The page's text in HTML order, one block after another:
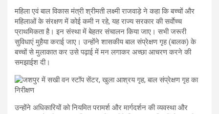
महिला एवं बाल विकास मंत्री श्रीमती लक्ष्मी राजवाड़े ने कहा कि बच्चों और
महिलाओं के संरक्षण में कोई कमी न रहे, यह राज्य सरकार की सर्वाेच्च
प्राथमिकता है। इन संस्था में बेहतर संचालन किया जाए। सभी जरूरी
सुविधाएं मुहैया कराई जाए। उन्होंने शासकीय बाल संप्रेक्षण गृह (बालक) के
बच्चों से मुलाकात कर उसे पढ़ाई में मन लगाकर अच्छा आचरण करने की
समझाईश दी।
उन्होंने अधिकारियों को नियमित परामर्श और मार्गदर्शन की व्यवस्था और